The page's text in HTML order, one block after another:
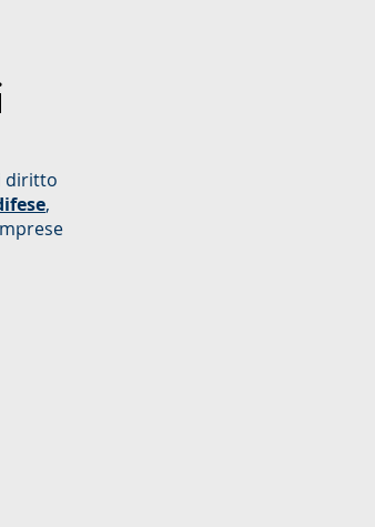
diritto
,